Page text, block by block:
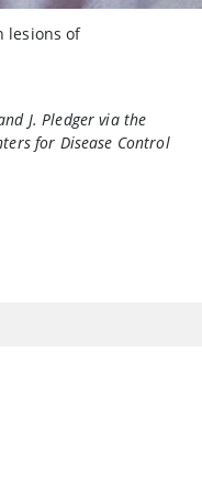
lesions of
J. Pledger via the
for Disease Control